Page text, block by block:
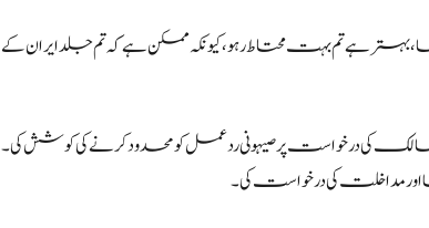
کہا، بہتر ہے تم بہت محتاط رہو، کیونکہ ممکن ہے کہ تم جلد ایران کے
درخواست پر صیہونی ردعمل کو محدود کرنے کی کوشش کی۔
مداخلت کی درخواست کی۔